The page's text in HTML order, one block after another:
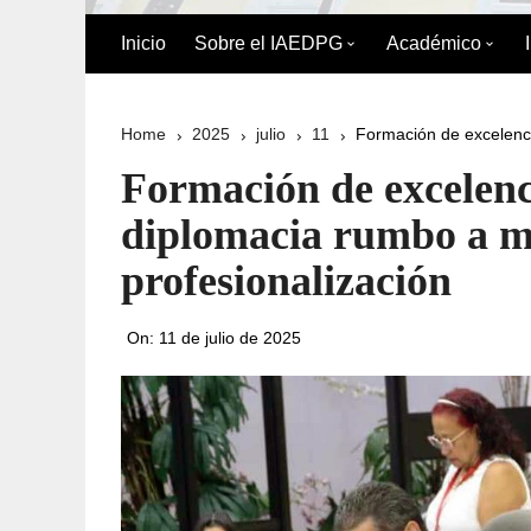
Inicio Sobre el IAEDPG
Directorio del IAEDPG
Principios y Valores
Normativa Interna
Naturaleza Jurídica del
IAEDPG
Académico
Reglamento
Postgrado
Home 2025 julio 11 Formación de
Formación de
diplomacia rumbo a
profesionalización
On: 11 de julio de 2025